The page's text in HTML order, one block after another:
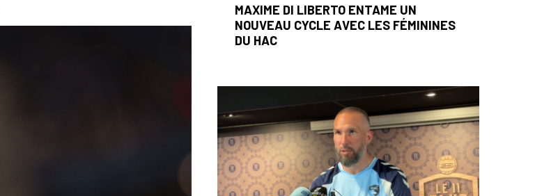
MAXIME DI LIBERTO ENTAME UN
NOUVEAU CYCLE AVEC LES FÉMININES
DU HAC